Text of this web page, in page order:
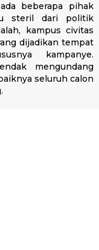
beberapa pihak
steril dari politik
kampus civitas
dijadikan tempat
kampanye.
mengundang
seluruh calon